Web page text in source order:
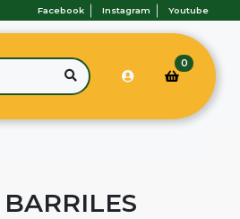
Facebook Instagram Youtube
0